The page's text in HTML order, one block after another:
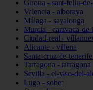
Girona - sant-feliu-
Valencia - alboraya
Málaga - sayalonga
Murcia - caravaca-
Ciudad-real -
Alicante - villena
Santa-cruz-de-
Tarragona - tarragona
Sevilla - el-viso-del-
Lugo - sober